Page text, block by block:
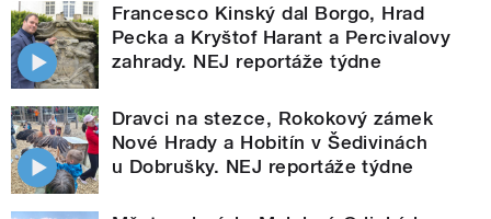
Francesco Kinský dal Borgo, Hrad
Pecka a Kryštof Harant a Percivalovy
zahrady. NEJ reportáže týdne
Dravci na stezce, Rokokový zámek
Nové Hrady a Hobitín v Šedivinách
u Dobrušky. NEJ reportáže týdne